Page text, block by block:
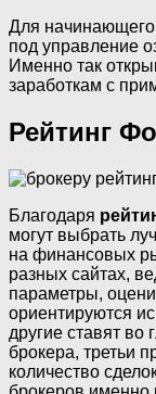
Для начинающего
под управление
Именно так
заработкам с
Рейтинг
Благодаря
могут выбрать
на финансовых
разных сайтах,
параметры,
ориентируются
другие ставят во
брокера, третьи
количество